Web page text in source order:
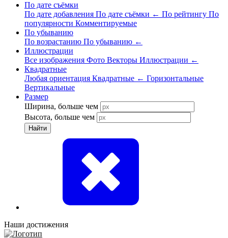
По дате съёмки
По дате добавления По дате съёмки ← По рейтингу По
популярности Комментируемые
По убыванию
По возрастанию По убыванию ←
Иллюстрации
Все изображения Фото Векторы Иллюстрации ←
Квадратные
Любая ориентация Квадратные ← Горизонтальные
Вертикальные
Размер
Ширина, больше чем
Высота, больше чем
Найти
Наши достижения